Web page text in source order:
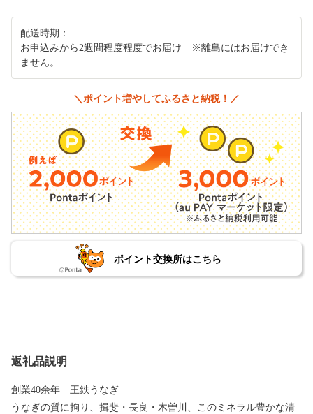
配送時期：
お申込みから2週間程度程度でお届け ※離島にはお届けでき
ません。
＼ポイント増やしてふるさと納税！／
ポイント交換所はこちら
返礼品説明
創業40余年 王鉄うなぎ
うなぎの質に拘り、揖斐・長良・木曽川、このミネラル豊かな清